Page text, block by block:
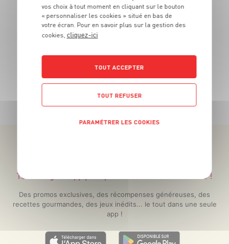
Le plateau de 900g - Soit 12€21 le kg
Téléchargez l’App pour profiter d’offres exclusives !
Des promos exclusives, des récompenses généreuses, des
recettes gourmandes, des jeux inédits... le tout dans une seule
app !
vos choix à tout moment en cliquant sur le bouton
« personnaliser les cookies » situé en bas de
votre écran. Pour en savoir plus sur la gestion des
cookies, cliquez-ici
TOUT ACCEPTER
TOUT REFUSER
PARAMÉTRER LES COOKIES